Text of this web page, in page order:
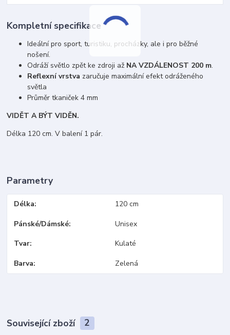
Kompletní specifikace
Ideální pro sport, turistiku, procházky, ale i pro běžné
nošení.
Odráží světlo zpět ke zdroji až NA VZDÁLENOST 200 m.
Reflexní vrstva zaručuje maximální efekt odráženého
světla
Průměr tkaniček 4 mm
VIDĚT A BÝT VIDĚN.
Délka 120 cm. V balení 1 pár.
Parametry
Délka 120 cm
Pánské/Dámské Unisex
Tvar Kulaté
Barva Zelená
Související zboží 2